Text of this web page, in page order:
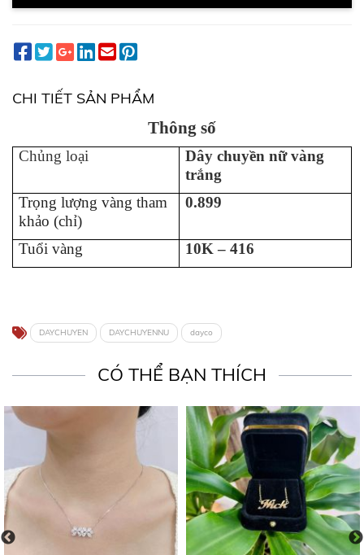
CHI TIẾT SẢN PHẨM
Thông số
Chủng loại Dây chuyền nữvàng
trắng
Trọng lượng vàng tham
khảo (chỉ)
0.899
Tuổi vàng 10K – 416
DAYCHUYEN DAYCHUYENNU dayco
CÓ THỂ BẠN THÍCH